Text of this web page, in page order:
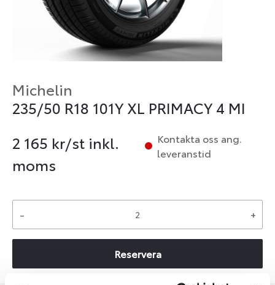
Michelin
235/50 R18 101Y XL PRIMACY 4 MI
2 165 kr/st inkl.
moms
Kontakta oss ang.
leveranstid
- +
Reservera